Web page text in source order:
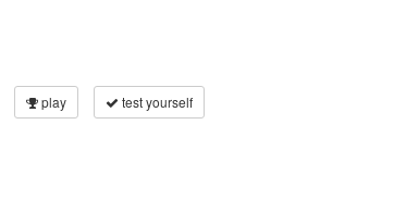
play test yourself